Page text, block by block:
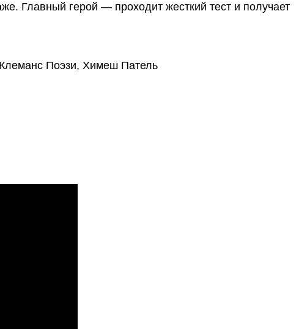
Главный герой — проходит жесткий тест и получает
Поэзи, Химеш Патель